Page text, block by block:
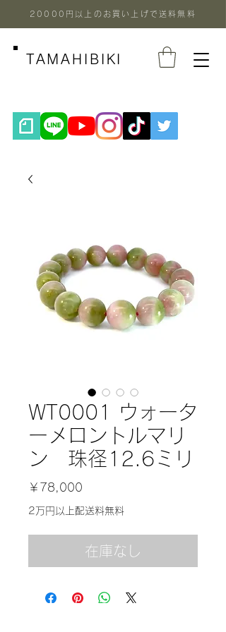
20000円以上のお買い上げで送料無料
TAMAHIBIKI
WT0001 ウォータ
ーメロントルマリ
ン 珠径12.6ミリ
￥78,000
格
2万円以上配送料無料
在庫なし